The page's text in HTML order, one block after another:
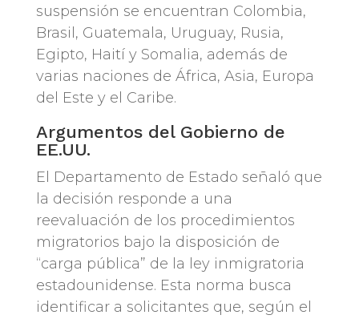
suspensión se encuentran Colombia,
Brasil, Guatemala, Uruguay, Rusia,
Egipto, Haití y Somalia, además de
varias naciones de África, Asia, Europa
del Este y el Caribe.
Argumentos del Gobierno de
EE.UU.
El Departamento de Estado señaló que
la decisión responde a una
reevaluación de los procedimientos
migratorios bajo la disposición de
“carga pública” de la ley inmigratoria
estadounidense. Esta norma busca
identificar a solicitantes que, según el